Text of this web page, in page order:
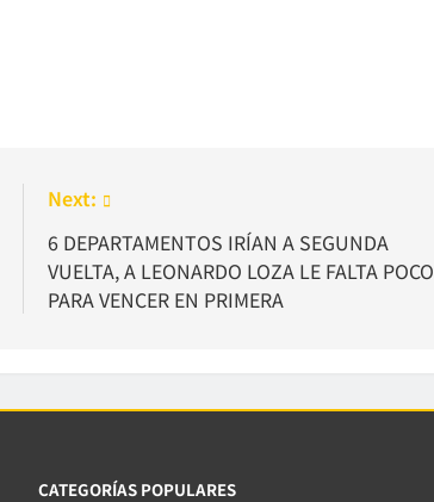
Next:
6 DEPARTAMENTOS IRÍAN A SEGUNDA
VUELTA, A LEONARDO LOZA LE FALTA POCO
PARA VENCER EN PRIMERA
CATEGORÍAS POPULARES